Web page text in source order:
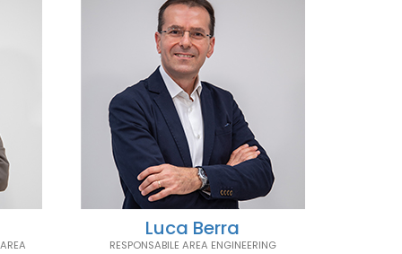
Luca Berra
RESPONSABILE AREA ENGINEERING